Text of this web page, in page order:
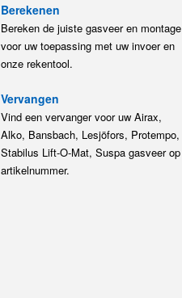
Berekenen
Bereken de juiste gasveer en montage
voor uw toepassing met uw invoer en
onze rekentool.
Vervangen
Vind een vervanger voor uw Airax,
Alko, Bansbach, Lesjöfors, Protempo,
Stabilus Lift-O-Mat, Suspa gasveer op
artikelnummer.